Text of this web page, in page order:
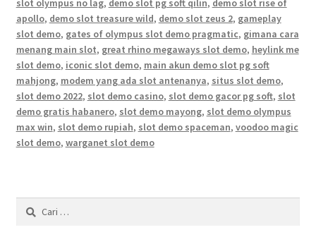
slot olympus no lag, demo slot pg soft qilin, demo slot rise of
apollo, demo slot treasure wild, demo slot zeus 2, gameplay
slot demo, gates of olympus slot demo pragmatic, gimana cara
menang main slot, great rhino megaways slot demo, heylink me
slot demo, iconic slot demo, main akun demo slot pg soft
mahjong, modem yang ada slot antenanya, situs slot demo,
slot demo 2022, slot demo casino, slot demo gacor pg soft, slot
demo gratis habanero, slot demo mayong, slot demo olympus
max win, slot demo rupiah, slot demo spaceman, voodoo magic
slot demo, warganet slot demo
Cari
untuk: